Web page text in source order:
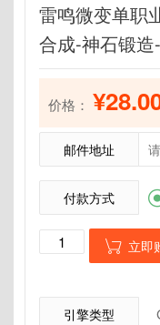
雷鸣微变单职
合成-神石锻
价格：
邮件地址
付款方式
 立即
引擎类型